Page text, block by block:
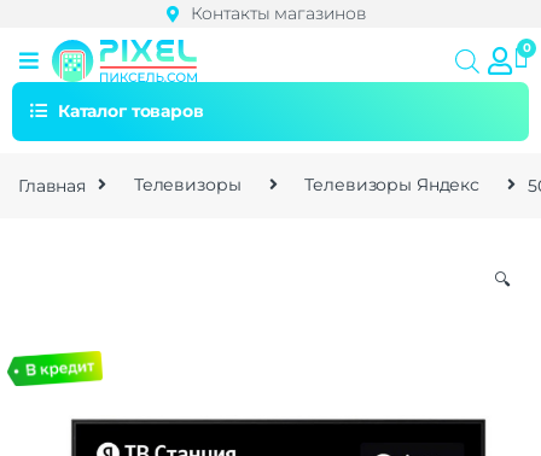
Контакты магазинов
Каталог товаров
Главная Телевизоры Телевизоры Яндекс
🔍